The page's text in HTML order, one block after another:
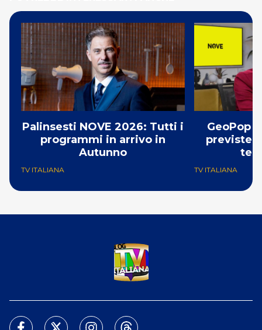
Palinsesti NOVE 2026: Tutti i
programmi in arrivo in
Autunno
TV ITALIANA
GeoPop
previste
TV ITALIANA